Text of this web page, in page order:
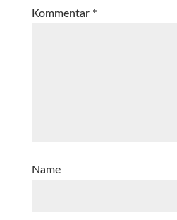
Kommentar *
Name